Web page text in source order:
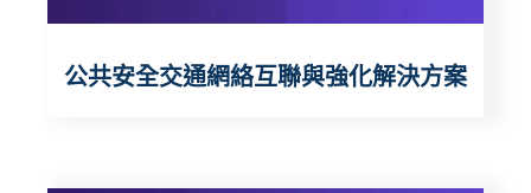
公共安全交通網絡互聯與強化解決方案